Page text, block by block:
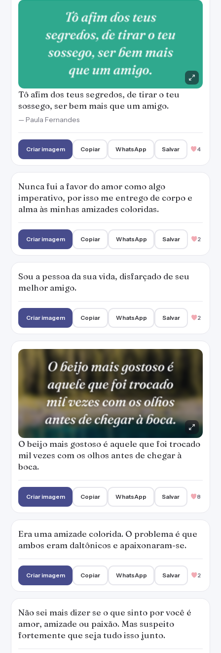
Tô afim dos teus segredos, de tirar o teu
sossego, ser bem mais que um amigo.
— Paula Fernandes
Criar imagem Copiar WhatsApp Salvar 4
Nunca fui a favor do amor como algo
imperativo, por isso me entrego de corpo e
alma às minhas amizades coloridas.
Criar imagem Copiar WhatsApp Salvar 2
Sou a pessoa da sua vida, disfarçado de seu
melhor amigo.
Criar imagem Copiar WhatsApp Salvar 2
O beijo mais gostoso é aquele que foi trocado
mil vezes com os olhos antes de chegar à
boca.
Criar imagem Copiar WhatsApp Salvar 8
Era uma amizade colorida. O problema é que
ambos eram daltônicos e apaixonaram-se.
Criar imagem Copiar WhatsApp Salvar 2
Não sei mais dizer se o que sinto por você é
amor, amizade ou paixão. Mas suspeito
fortemente que seja tudo isso junto.